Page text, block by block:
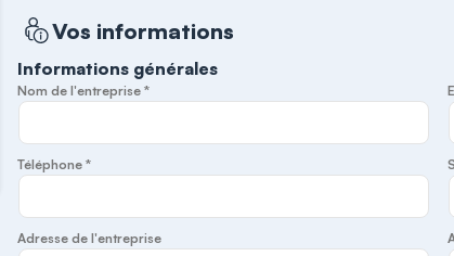
Vos informations
Informations générales
Nom de l'entreprise *
Téléphone *
Adresse de l'entreprise